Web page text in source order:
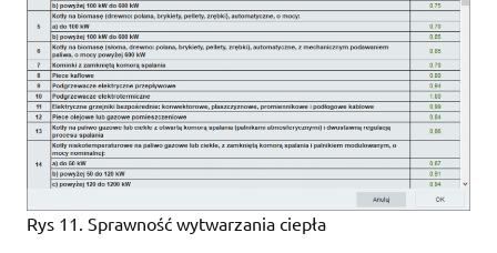
Rys 11. Sprawność wytwarzania ciepła